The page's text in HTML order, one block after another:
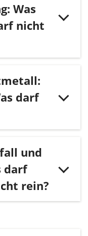
Was
nicht
darf
und
darf
rein?